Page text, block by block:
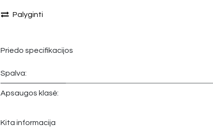
Palyginti
Priedo specifikacijos
Spalva:
Apsaugos klasė:
Kita informacija